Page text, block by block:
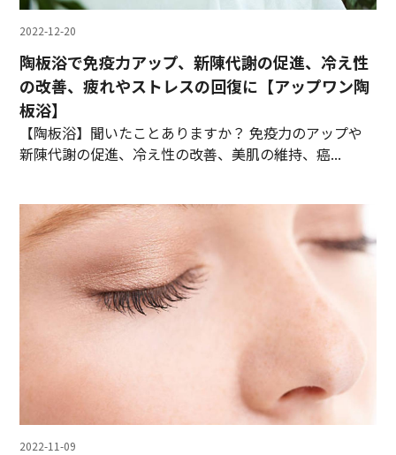
2022-12-20
陶板浴で免疫力アップ、新陳代謝の促進、冷え性
の改善、疲れやストレスの回復に【アップワン陶
板浴】
【陶板浴】聞いたことありますか？ 免疫力のアップや
新陳代謝の促進、冷え性の改善、美肌の維持、癌...
2022-11-09